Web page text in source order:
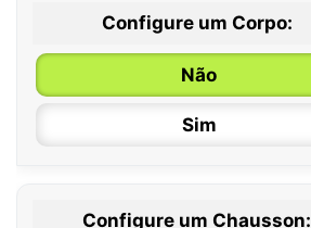
Configure um Corpo:
Não
Sim
Configure um Chausson: